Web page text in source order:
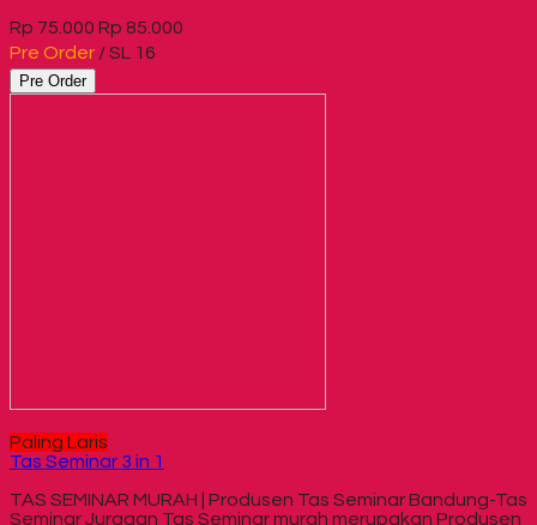
Rp 75.000 Rp 85.000
Pre Order / SL 16
Pre Order
Paling Laris
Tas Seminar 3 in 1
TAS SEMINAR MURAH | Produsen Tas Seminar Bandung-Tas
Seminar Juragan Tas Seminar murah merupakan Produsen